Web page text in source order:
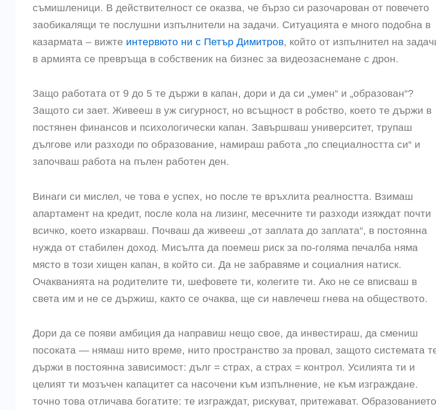
съмишленици. В действителност се оказва, че бързо си разочарован от повечето
заобикалящи те послушни изпълнители на задачи. Ситуацията е много подобна в
казармата – вижте интервюто ни с Петър Димитров, който от изпълнител на
в армията се превръща в собственик на бизнес за видеозаснемане с дрон.
Защо работата от 9 до 5 те държи в капан, дори и да си „умен“ и „образован“?
Защото си зает. Живееш в уж сигурност, но всъщност в робство, което те държи в
постянен финансов и психологически капан. Завършваш университет, трупаш
дългове или разходи по образование, намираш работа „по специалността си“ и
започваш работа на пълен работен ден.
Винаги си мислел, че това е успех, но после те връхлита реалността. Взимаш
апартамент на кредит, после кола на лизинг, месечните ти разходи изяждат почти
всичко, което изкарваш. Почваш да живееш „от заплата до заплата“, в постоянна
нужда от стабилен доход. Мисълта да поемеш риск за по-голяма печалба няма
място в този хищен капан, в който си. Да не забравяме и социалния натиск.
Очакванията на родителите ти, шефовете ти, колегите ти. Ако не се вписваш в
света им и не се държиш, както се очаква, ще си навлечеш гнева на обществото.
Дори да се появи амбиция да направиш нещо свое, да инвестираш, да смениш
посоката — нямаш нито време, нито пространство за провал, защото системата
държи в постоянна зависимост: дълг = страх, а страх = контрол. Усилията ти и
целият ти мозъчен капацитет са насочени към изпълнение, не към изграждане.
точно това отличава богатите: те изграждат, рискуват, притежават. Образованието